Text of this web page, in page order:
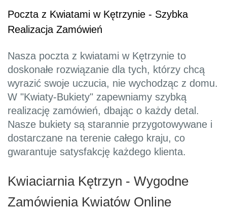
Poczta z Kwiatami w Kętrzynie - Szybka
Realizacja Zamówień
Nasza poczta z kwiatami w Kętrzynie to
doskonałe rozwiązanie dla tych, którzy chcą
wyrazić swoje uczucia, nie wychodząc z domu.
W "Kwiaty-Bukiety" zapewniamy szybką
realizację zamówień, dbając o każdy detal.
Nasze bukiety są starannie przygotowywane i
dostarczane na terenie całego kraju, co
gwarantuje satysfakcję każdego klienta.
Kwiaciarnia Kętrzyn - Wygodne
Zamówienia Kwiatów Online